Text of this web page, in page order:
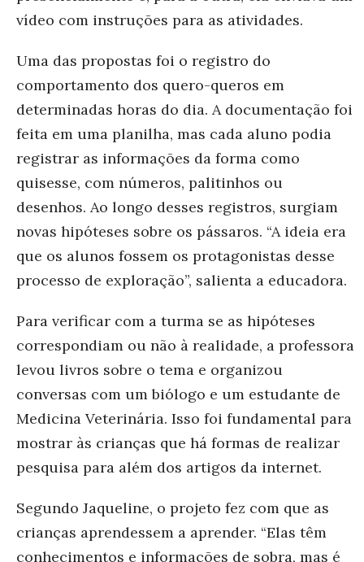
vídeo com instruções para as atividades.
Uma das propostas foi o registro do
comportamento dos quero-queros em
determinadas horas do dia. A documentação foi
feita em uma planilha, mas cada aluno podia
registrar as informações da forma como
quisesse, com números, palitinhos ou
desenhos. Ao longo desses registros, surgiam
novas hipóteses sobre os pássaros. “A ideia era
que os alunos fossem os protagonistas desse
processo de exploração”, salienta a educadora.
Para verificar com a turma se as hipóteses
correspondiam ou não à realidade, a professora
levou livros sobre o tema e organizou
conversas com um biólogo e um estudante de
Medicina Veterinária. Isso foi fundamental para
mostrar às crianças que há formas de realizar
pesquisa para além dos artigos da internet.
Segundo Jaqueline, o projeto fez com que as
crianças aprendessem a aprender. “Elas têm
conhecimentos e informações de sobra, mas é